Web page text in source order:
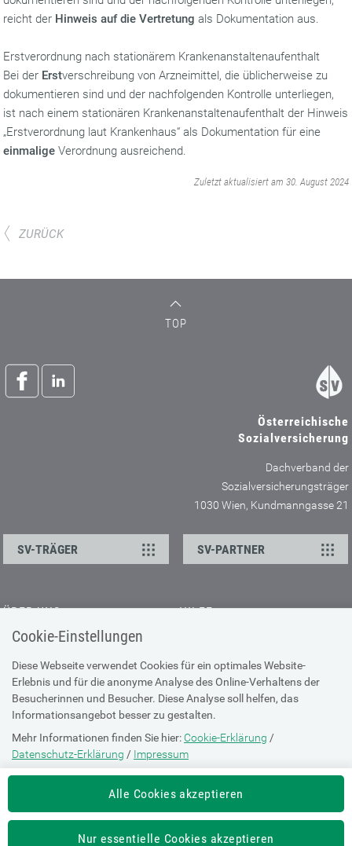
Cookie-Einstellungen
Diese Webseite verwendet Cookies für ein optimales Website-
Erlebnis und für die anonyme Analyse des Online-Verhaltens der
Besucherinnen und Besucher. Diese Analyse soll helfen, das
Informationsangebot besser zu gestalten.
Mehr Informationen finden Sie hier: Cookie-Erklärung /
Datenschutz-Erklärung / Impressum
Die Einstellung können Sie jederzeit auf der Seite "Cookie-Erklärung"
Alle Cookies akzeptieren
Nur essentielle Cookies akzeptieren
reicht der Hinweis auf die Vertretung als Dokumentation aus.
Erstverordnung nach stationärem Krankenanstaltenaufenthalt
Bei der Erstverschreibung von Arzneimittel, die üblicherweise zu
dokumentieren sind und der nachfolgenden Kontrolle unterliegen,
ist nach einem stationären Krankenanstaltenaufenthalt der Hinweis
„Erstverordnung laut Krankenhaus“ als Dokumentation für eine
einmalige Verordnung ausreichend.
Zuletzt aktualisiert am 30. August 2024
ZURÜCK
TOP
Österreichische
Sozialversicherung
Dachverband der
Sozialversicherungsträger
1030 Wien, Kundmanngasse 21
SV-TRÄGER SV-PARTNER
ÜBER UNS
Kontakt
Offene Stellen
Presse
HILFE
Browser-Info & Sicherheit
Hilfe zur Suche
Technische Unterstützung
DATENSCHUTZ
Cookie-Erklärung
Datenschutz-Erklärung
Impressum
Nutzungsbestimmungen